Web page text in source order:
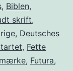
, Biblen,
skrift,
, Deutsches
, Fette
, Futura,